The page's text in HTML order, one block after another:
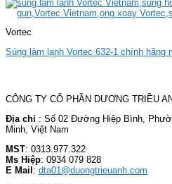
Vortec
Súng làm lạnh Vortec 632-1 chính hãng
CÔNG TY CỔ PHẦN DƯƠNG TRIỀU
Địa chỉ : Số 02 Đường Hiệp Bình,
Minh, Việt Nam
MST: 0313.977.322
Ms Hiệp: 0934 079 828
E Mail : dta01@duongtrieuanh.com